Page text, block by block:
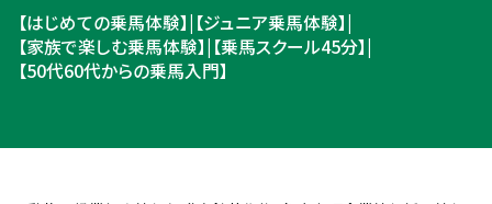
【はじめての乗馬体験】| 【ジュニア乗馬体験】|
【家族で楽しむ乗馬体験】| 【乗馬スクール45分】|
【50代60代からの乗馬入門】